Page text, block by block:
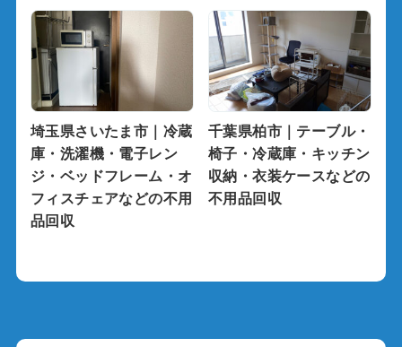
埼玉県さいたま市｜冷蔵
庫・洗濯機・電子レン
ジ・ベッドフレーム・オ
フィスチェアなどの不用
品回収
千葉県柏市｜テーブル・
椅子・冷蔵庫・キッチン
収納・衣装ケースなどの
不用品回収